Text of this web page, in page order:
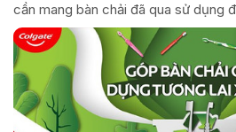
cần mang bàn chải đã qua sử dụng